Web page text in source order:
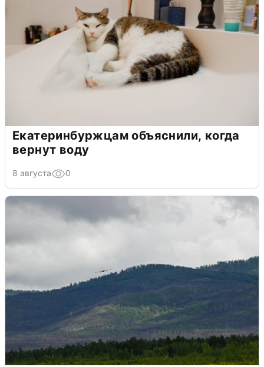
Екатеринбуржцам объяснили, когда
вернут воду
8 августа 0